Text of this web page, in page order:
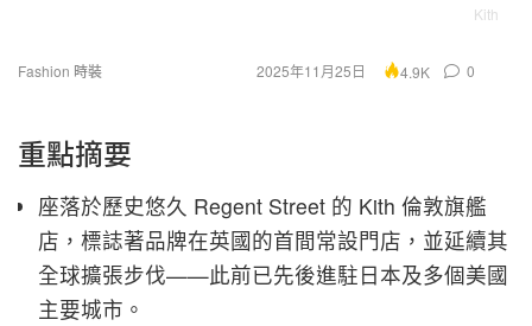
Kith
Fashion 時裝 2025年11月25日 4.9K 0
重點摘要
座落於歷史悠久 Regent Street 的 Kith 倫敦旗艦
店，標誌著品牌在英國的首間常設門店，並延續其
全球擴張步伐——此前已先後進駐日本及多個美國
主要城市。